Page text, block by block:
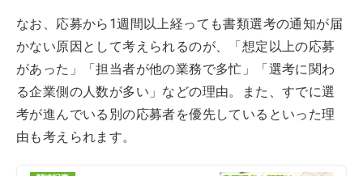
なお、応募から1週間以上経っても書類選考の通知が届
かない原因として考えられるのが、「想定以上の応募
があった」「担当者が他の業務で多忙」「選考に関わ
る企業側の人数が多い」などの理由。また、すでに選
考が進んでいる別の応募者を優先しているといった理
由も考えられます。